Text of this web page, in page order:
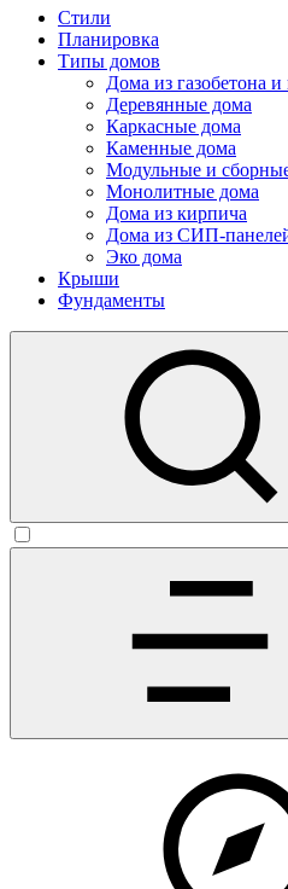
Стили
Планировка
Типы домов
Дома из газобетона и
Деревянные дома
Каркасные дома
Каменные дома
Модульные и
Монолитные дома
Дома из кирпича
Дома из СИП-
Эко дома
Крыши
Фундаменты